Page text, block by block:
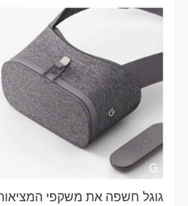
גוגל חשפה את משקפי